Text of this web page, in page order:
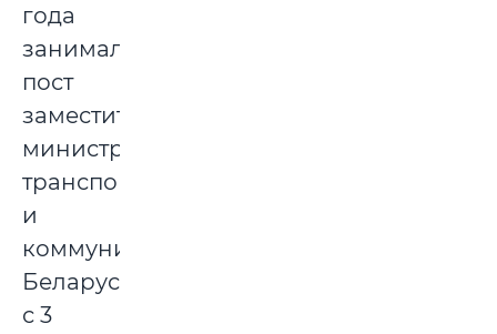
года
занимал
пост
заместителя
министра
транспорта
и
коммуникаций
Беларуси,
с 3